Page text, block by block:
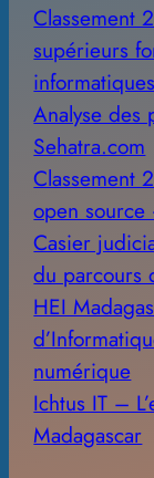
Classement
supérieurs
Analyse des
Sehatra.com
Classement
open
Casier
du parcours
HEI
numérique
Ichtus IT –
Madagascar